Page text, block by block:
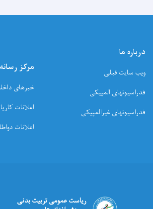
درباره ما
ویب سایت قبلی
فدراسیونهای المپیکی
فدراسیونهای غیرالمپیکی
مرکز
خبرهای
اعلانات
اعلانات
ریاست عمومی تربیت بدنی